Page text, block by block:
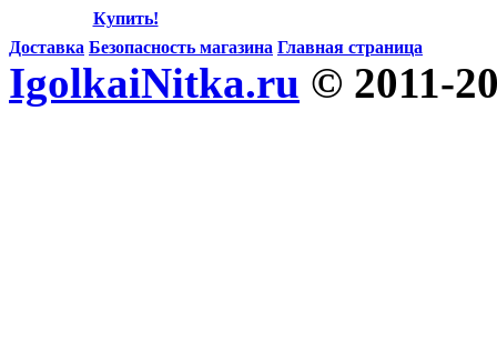
Купить!
Доставка Безопасность магазина Главная страница
IgolkaiNitka.ru © 2011-